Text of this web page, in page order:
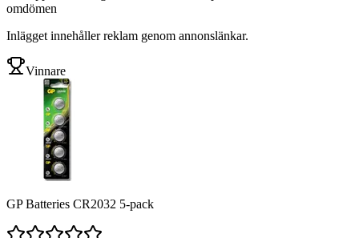
omdömen
Inlägget innehåller reklam genom annonslänkar.
Vinnare
GP Batteries CR2032 5-pack